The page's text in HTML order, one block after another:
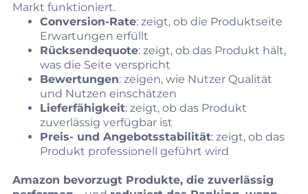
Markt funktioniert.
Conversion‑Rate: zeigt, ob die Produktseite
Erwartungen erfüllt
Rücksendequote: zeigt, ob das Produkt hält,
was die Seite verspricht
Bewertungen: zeigen, wie Nutzer Qualität
und Nutzen einschätzen
Lieferfähigkeit: zeigt, ob das Produkt
zuverlässig verfügbar ist
Preis‑ und Angebotsstabilität: zeigt, ob das
Produkt professionell geführt wird
Amazon bevorzugt Produkte, die zuverlässig